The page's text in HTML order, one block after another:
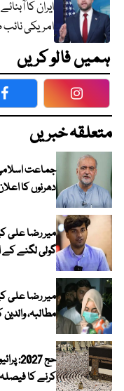
ایران کا
امریکی
ہمیں فالو کریں
Facebook
متعلقہ خبریں
دھرنوں کا
میر رضا علی
گولی لگنے کے
میر رضا علی
مطالبہ،
حج
کرنے کا فیصلہ